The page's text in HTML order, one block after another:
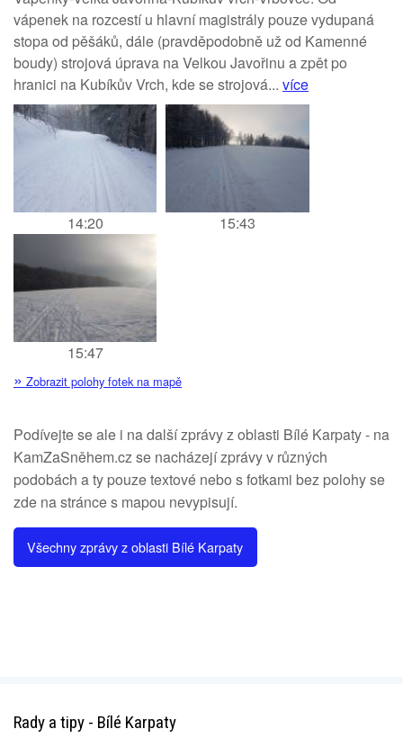
vápenek na rozcestí u hlavní magistrály pouze vydupaná
stopa od pěšáků, dále (pravděpodobně už od Kamenné
boudy) strojová úprava na Velkou Javořinu a zpět po
hranici na Kubíkův Vrch, kde se strojová... více
14:20 15:43
15:47
» Zobrazit polohy fotek na mapě
Podívejte se ale i na další zprávy z oblasti Bílé Karpaty - na
KamZaSněhem.cz se nacházejí zprávy v různých
podobách a ty pouze textové nebo s fotkami bez polohy se
zde na stránce s mapou nevypisují.
Všechny zprávy z oblasti Bílé Karpaty
Rady a tipy - Bílé Karpaty